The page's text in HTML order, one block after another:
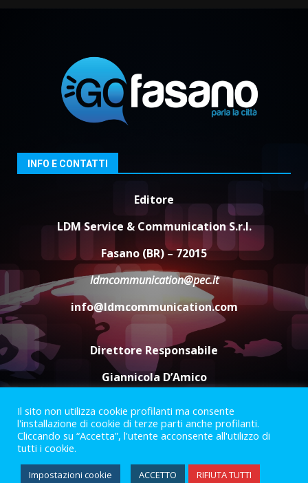
ottenere l’iscrizione
8 Agosto 2026 19:55
3
La Banda Città di Fasano apre
Savelletri in festa, domani sera
grande spettacolo con Uccio De
Santis
8 Agosto 2026 07:30
Politiche Giovanili e Mobilità
Sostenibile: premiati gli studenti
universitari del bando “La strada
giusta”
8 Agosto 2026 07:15
INFO E CONTATTI
Editore
LDM Service & Communication S.r.l.
Fasano (BR) – 72015
ldmcommunication@pec.it
info@ldmcommunication.com
Direttore Responsabile
Giannicola D’Amico
Termini e Condizioni
Privacy Policy
Informazioni Legali
Facebook
Instagram
Youtube
Il sito non utilizza cookie profilanti ma consente
l'installazione di cookie di terze parti anche profilanti.
Cliccando su “Accetta”, l'utente acconsente all'utilizzo di
tutti i cookie.
Impostazioni cookie ACCETTO RIFIUTA TUTTI